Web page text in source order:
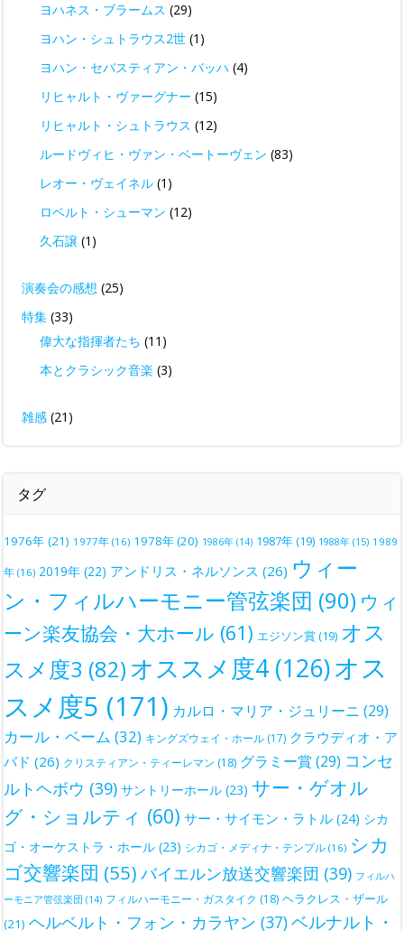
ヨハネス・ブラームス (29)
ヨハン・シュトラウス2世 (1)
ヨハン・セバスティアン・バッハ (4)
リヒャルト・ヴァーグナー (15)
リヒャルト・シュトラウス (12)
ルードヴィヒ・ヴァン・ベートーヴェン (83)
レオー・ヴェイネル (1)
ロベルト・シューマン (12)
久石譲 (1)
演奏会の感想 (25)
特集 (33)
偉大な指揮者たち (11)
本とクラシック音楽 (3)
雑感 (21)
タグ
1976年 (21) 1977年 (16) 1978年(20) 1986年 (14) 1987年(19) 1988年 (15) 1989
年 (16) 2019年 (22) アンドリス・ネルソンス (26) ウィー
ン・フィルハーモニー管弦楽団 (90) ウィ
ーン楽友協会・大ホール (61) エジソン賞(19) オス
スメ度3 (82) オススメ度4 (126)オス
スメ度5 (171) カルロ・マリア・ジュリーニ (29)
カール・ベーム (32) キングズウェイ・ホール (17) クラウディオ・ア
バド (26) クリスティアン・ティーレマン (18) グラミー賞 (29) コンセ
ルトヘボウ (39) サントリーホール (23) サー・ゲオル
グ・ショルティ (60) サー・サイモン・ラトル (24) シカ
ゴ・オーケストラ・ホール (23) シカゴ・メディナ・テンプル (16) シカ
ゴ交響楽団 (55) バイエルン放送交響楽団 (39) フィルハ
ーモニア管弦楽団 (14) フィルハーモニー・ガスタイク (18) ヘラクレス・ザール
(21) ヘルベルト・フォン・カラヤン (37)ベルナルト・